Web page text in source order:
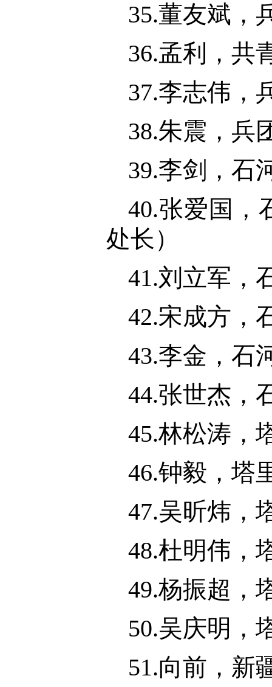
35.董友斌，
36.孟利，共
37.李志伟，
38.朱震，兵
39.李剑，石
40.张爱国，
处长）
41.刘立军，
42.宋成方，
43.李金，石
44.张世杰，
45.林松涛，
46.钟毅，塔
47.吴昕炜，
48.杜明伟，
49.杨振超，
50.吴庆明，
51.向前，新